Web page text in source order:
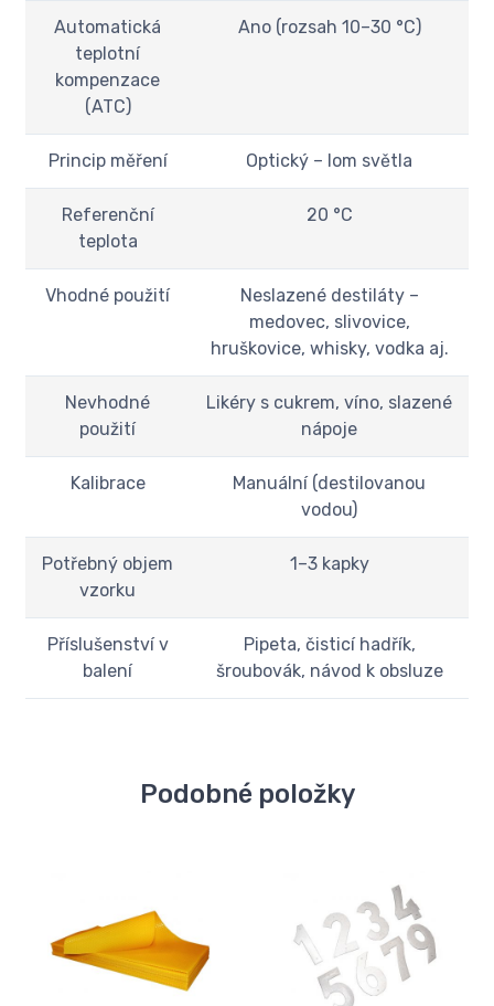
Automatická
teplotní
kompenzace
(ATC)
Ano (rozsah 10–30 °C)
Princip měření Optický – lom světla
Referenční
teplota
20 °C
Vhodné použití
Neslazené destiláty –
medovec, slivovice,
hruškovice, whisky, vodka aj.
Nevhodné
použití
Likéry s cukrem, víno, slazené
nápoje
Kalibrace
Manuální (destilovanou
vodou)
Potřebný objem
vzorku
1–3 kapky
Příslušenství v
balení
Pipeta, čisticí hadřík,
šroubovák, návod k obsluze
Podobné položky